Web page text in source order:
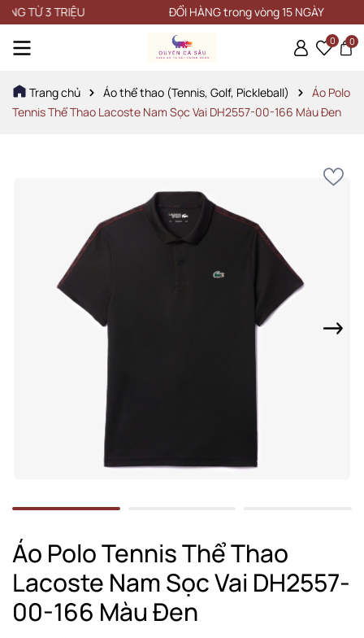
3 TRIỆU ĐỔI HÀNG trong vòng 15 NGÀY
0 0
Trang chủ Áo thể thao (Tennis, Golf, Pickleball)
Áo Polo
Tennis Thể Thao Lacoste Nam Sọc Vai DH2557-00-166 Màu Đen
Áo Polo Tennis Thể Thao
Lacoste Nam Sọc Vai DH2557-
00-166 Màu Đen